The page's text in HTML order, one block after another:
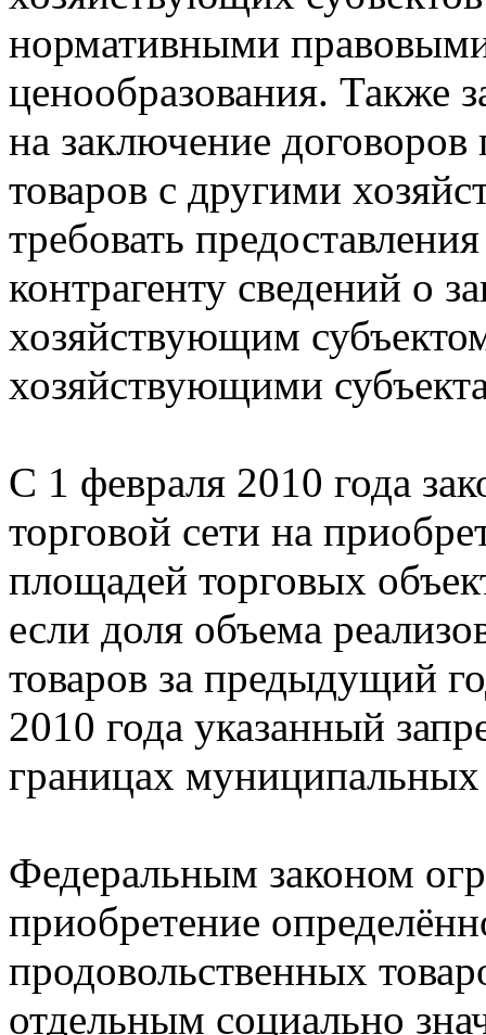
нормативными
ценообразования. Также
на заключение
товаров с другими
требовать
контрагенту сведений о
хозяйствующим
хозяйствующими
С 1 февраля 2010 года
торговой сети на
площадей торговых
если доля объема
товаров за предыдущий
2010 года указанный
границах
Федеральным законом
приобретение
продовольственных
отдельным социально